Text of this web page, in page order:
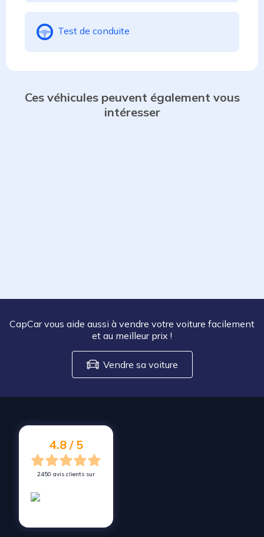
Test de conduite
Ces véhicules peuvent également vous
intéresser
CapCar vous aide aussi à vendre votre voiture facilement
et au meilleur prix !
Vendre sa voiture
4.8 / 5
2450 avis clients sur